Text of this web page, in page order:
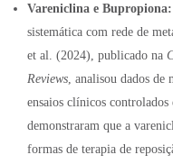
Vareniclina e Bupropiona:
sistemática com rede de
et al. (2024), publicado na
Reviews , analisou dados
ensaios clínicos controlados
demonstraram que a
formas de terapia de